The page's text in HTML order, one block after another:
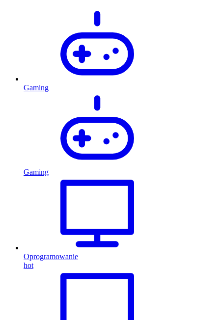
Gaming
Gaming
Oprogramowanie
hot